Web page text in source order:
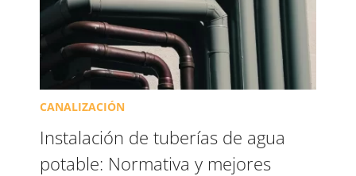
CANALIZACIÓN
Instalación de tuberías de agua
potable: Normativa y mejores